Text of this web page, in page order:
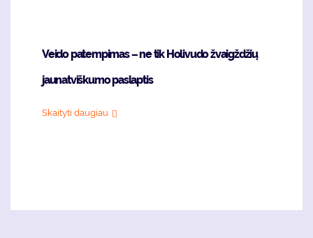
Veido patempimas – ne tik Holivudo žvaigždžių
jaunatviškumo paslaptis
Skaityti daugiau